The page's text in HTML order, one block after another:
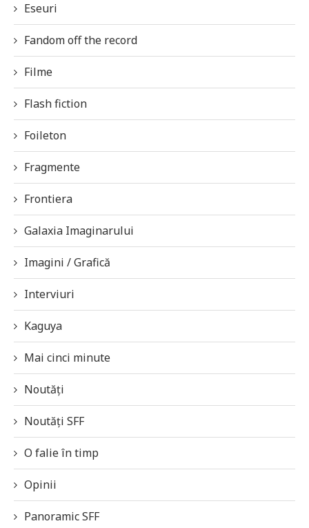
Eseuri
Fandom off the record
Filme
Flash fiction
Foileton
Fragmente
Frontiera
Galaxia Imaginarului
Imagini / Grafică
Interviuri
Kaguya
Mai cinci minute
Noutăți
Noutăți SFF
O falie în timp
Opinii
Panoramic SFF